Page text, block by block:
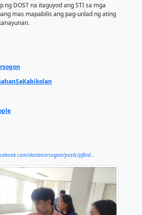
nina Mr. Bon Carlo D. Salonga,
sa DOST-Sorsogon, Mr. Guirald
Technical Assistant I at Mr. John
Aide V mula sa DOST-Bicol, ang
bigyan ang mga kalahok ng sapat
at paggawa ng ulat
ng pagpapasinaya ng
mga kalahok sa isang hands-on
ay isang multi-awarded at stand-
na binuo ng DOST-STII na
resources. Ang inisyatibong ito
ng DOST na itaguyod ang STI
upang mas mapabilis ang pag-
sa kanayunan.